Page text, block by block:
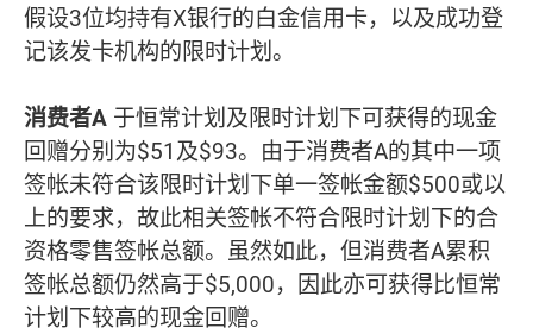
假设3位均持有X银行的白金信用卡，以及成功登
记该发卡机构的限时计划。
消费者A 于恒常计划及限时计划下可获得的现金
回赠分别为$51及$93。由于消费者A的其中一项
签帐未符合该限时计划下单一签帐金额$500或以
上的要求，故此相关签帐不符合限时计划下的合
资格零售签帐总额。虽然如此，但消费者A累积
签帐总额仍然高于$5,000，因此亦可获得比恒常
计划下较高的现金回赠。